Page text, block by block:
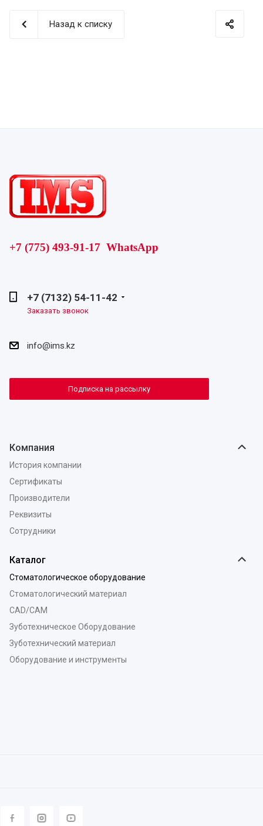
Назад к списку
+7 (775) 493-91-17 WhatsApp
+7 (7132) 54-11-42
Заказать звонок
info@ims.kz
Подписка на рассылку
Компания
История компании
Сертификаты
Производители
Реквизиты
Сотрудники
Каталог
Стоматологическое оборудование
Стоматологический материал
CAD/CAM
Зуботехническое Оборудование
Зуботехнический материал
Оборудование и инструменты